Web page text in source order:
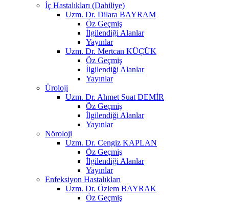
İç Hastalıkları (Dahiliye)
Uzm. Dr. Dilara BAYRAM
Öz Geçmiş
İlgilendiği Alanlar
Yayınlar
Uzm. Dr. Mertcan KÜÇÜK
Öz Geçmiş
İlgilendiği Alanlar
Yayınlar
Üroloji
Uzm. Dr. Ahmet Suat DEMİR
Öz Geçmiş
İlgilendiği Alanlar
Yayınlar
Nöroloji
Uzm. Dr. Cengiz KAPLAN
Öz Geçmiş
İlgilendiği Alanlar
Yayınlar
Enfeksiyon Hastalıkları
Uzm. Dr. Özlem BAYRAK
Öz Geçmiş